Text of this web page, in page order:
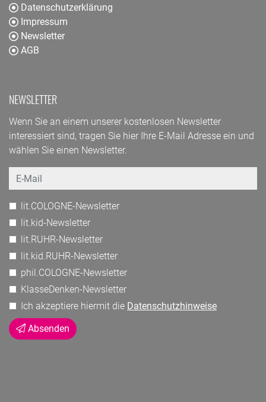
Datenschutzerklärung
Impressum
Newsletter
AGB
NEWSLETTER
Wenn Sie an einem unserer kostenlosen Newsletter
interessiert sind, tragen Sie hier Ihre E-Mail Adresse ein und
wählen Sie einen Newsletter.
Email
lit.COLOGNE-Newsletter
lit.kid-Newsletter
lit.RUHR-Newsletter
lit.kid.RUHR-Newsletter
phil.COLOGNE-Newsletter
KlasseDenken-Newsletter
Ich akzeptiere hiermit die Datenschutzhinweise
Absenden